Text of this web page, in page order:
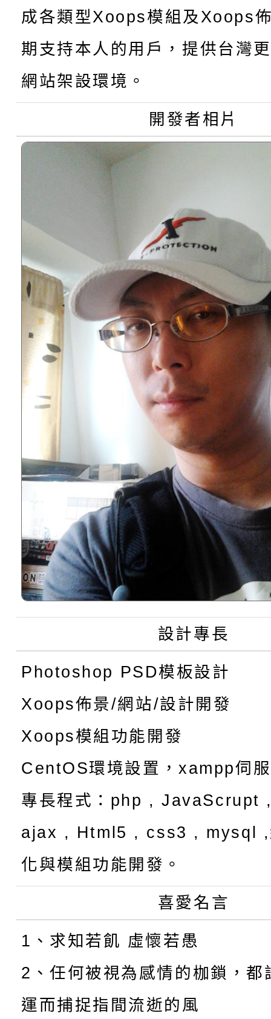
站幸福系列講座及成長
報，惠請貴機關(學校)
宣導。
結果
【甄選結果(第10招)】
學年度第1學期第7次代
結果(第10招)
【甄選結果(第2招)】
學年度第1學期第9次代
結果(第2招)
轉知：本市公務人員協
9月16日本府B2大禮堂
1次會員大會暨第7屆會
函轉運動部全民運動
推動社區運動俱樂部營
計畫」1 份，請踴躍報
權責核予出席人員公(
成各類型Xoops模組及Xoops
期支持本人的用戶，提供台灣
網站架設環境。
開發者相片
設計專長
Photoshop PSD模板設計
Xoops佈景/網站/設計開發
Xoops模組功能開發
CentOS環境設置，xampp伺
專長程式：php , JavaScrupt
ajax , Html5 , css3 , mysql ,
化與模組功能開發。
喜愛名言
1、求知若飢 虛懷若愚
2、任何被視為感情的枷鎖，都
運而捕捉指間流逝的風